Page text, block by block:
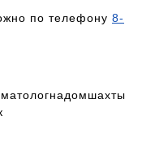
по телефону 8-